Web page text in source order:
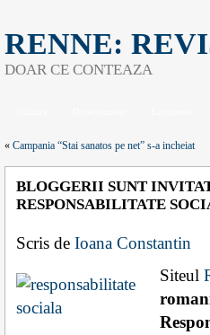
RENNE:
DOAR CE CONTEAZA
« Campania “Stai sanatos pe net” s-a incheiat
BLOGGERII SUNT
RESPONSABILITATE
Scris de Ioana Constantin
Siteul